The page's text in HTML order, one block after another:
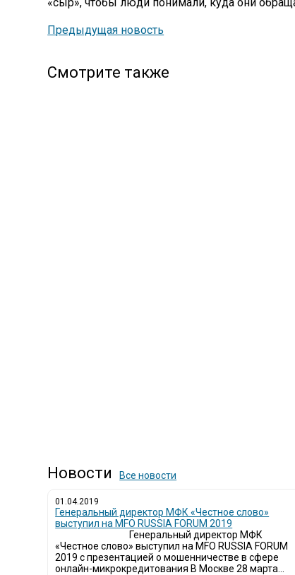
Предыдущая новость
Смотрите также
Новости Все новости
01.04.2019
Генеральный директор МФК «Честное слово»
выступил на MFO RUSSIA FORUM 2019
Генеральный директор МФК
«Честное слово» выступил на MFO RUSSIA FORUM
2019 с презентацией о мошенничестве в сфере
онлайн-микрокредитования В Москве 28 марта...